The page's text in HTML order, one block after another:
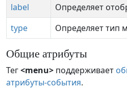
label
Определяет
type
Определяет тип
Общие атрибуты
Тег<menu> поддерживает
атрибуты-события.